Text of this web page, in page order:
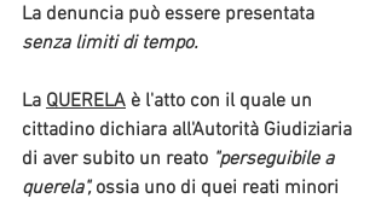
La denuncia può essere presentata
senza limiti di tempo.
La QUERELA è l'atto con il quale un
cittadino dichiara all'Autorità Giudiziaria
di aver subito un reato "perseguibile a
querela", ossia uno di quei reati minori